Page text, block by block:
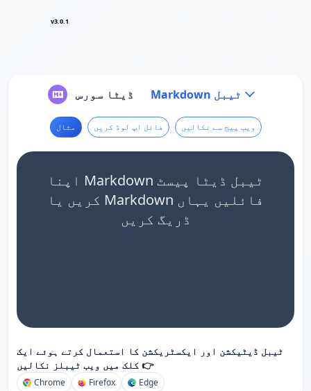
v3.0.1
ڈیٹا سورس Markdown ٹیبل
مثال فائل اپ لوڈ کریں ویب پیج سے نکالیں
اپنا Markdown ٹیبل ڈیٹا پیسٹ
کریں یا Markdown فائلیں یہاں
ڈریگ کریں
ٹیبل ڈیٹیکشن اور ایکسٹریکشن کا استعمال کرتے ہوئے ایک
کلک میں ویب ٹیبلز نکالیں 👉
Chrome Firefox Edge